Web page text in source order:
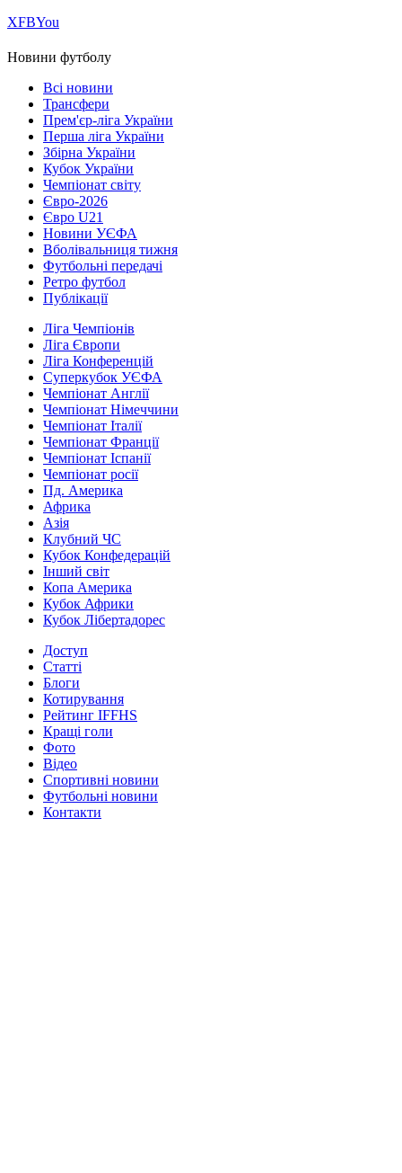
ХFBYou
Новини футболу
Всі новини
Трансфери
Прем'єр-ліга України
Перша ліга України
Збірна України
Кубок України
Чемпіонат світу
Євро-2026
Євро U21
Новини УЄФА
Вболівальниця тижня
Футбольні передачі
Ретро футбол
Публікації
Ліга Чемпіонів
Ліга Європи
Ліга Конференцій
Суперкубок УЄФА
Чемпіонат Англії
Чемпіонат Німеччини
Чемпіонат Італії
Чемпіонат Франції
Чемпіонат Іспанії
Чемпіонат росії
Пд. Америка
Африка
Азія
Клубний ЧС
Кубок Конфедерацій
Інший світ
Копа Америка
Кубок Африки
Кубок Лібертадорес
Доступ
Статті
Блоги
Котирування
Рейтинг IFFHS
Кращі голи
Фото
Відео
Спортивні новини
Футбольні новини
Контакти